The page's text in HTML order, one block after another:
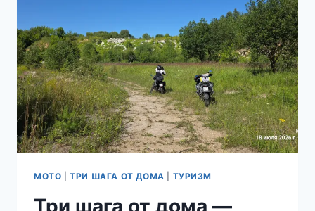
МОТО |ТРИ ШАГА ОТ ДОМА ТУРИЗМ
Три шага от дома —